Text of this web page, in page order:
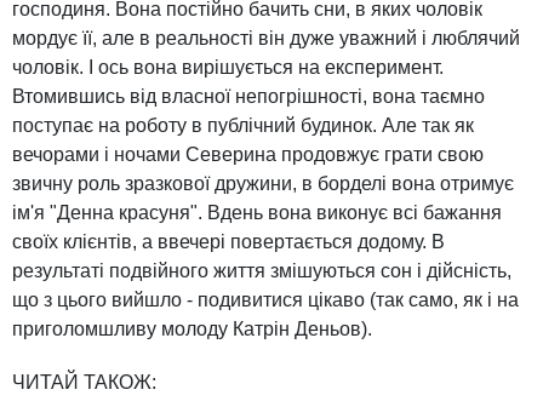
господиня. Вона постійно бачить сни, в яких чоловік
мордує її, але в реальності він дуже уважний і люблячий
чоловік. І ось вона вирішується на експеримент.
Втомившись від власної непогрішності, вона таємно
поступає на роботу в публічний будинок. Але так як
вечорами і ночами Северина продовжує грати свою
звичну роль зразкової дружини, в борделі вона отримує
ім'я "Денна красуня". Вдень вона виконує всі бажання
своїх клієнтів, а ввечері повертається додому. В
результаті подвійного життя змішуються сон і дійсність,
що з цього вийшло - подивитися цікаво (так само, як і на
приголомшливу молоду Катрін Деньов).
ЧИТАЙ ТАКОЖ: